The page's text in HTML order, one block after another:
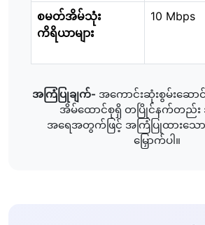
စမတ်အိမ်သုံး
ကိရိယာများ
10 Mbps
အကြံပြုချက်- အကောင်းဆုံးစွမ်းဆ
အိမ်ထောင်စုရှိ တပြိုင်နက်တည်း
အရေအတွက်ဖြင့် အကြံပြုထားသေ
မြှောက်ပါ။